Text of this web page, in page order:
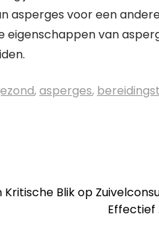
asperges voor een
eigenschappen van
,asperges,
Kritische Blik op
Effectief